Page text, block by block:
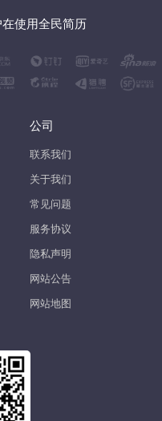
使用全民简历
公司
联系我们
关于我们
常见问题
服务协议
隐私声明
网站公告
网站地图